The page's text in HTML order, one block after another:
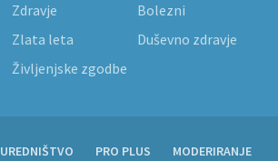
Zdravje
Bolezni
Zlata leta
Duševno zdravje
Življenjske zgodbe
UREDNIŠTVO PRO PLUS MODERIRANJE